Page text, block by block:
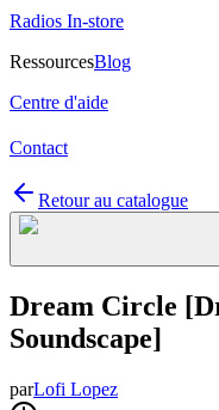
Radios In-store
RessourcesBlog
Centre d'aide
Contact
Retour au catalogue
Dream Circle
Soundscape]
parLofi Lopez